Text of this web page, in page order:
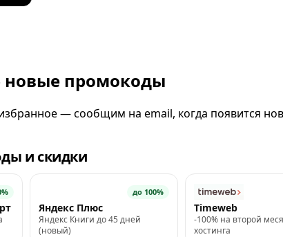
новые промокоды
— сообщим на email, когда появится
и скидки
до 100%
Яндекс Плюс
Яндекс Книги до 45 дней
(новый)
Timeweb
-100% на второй
хостинга